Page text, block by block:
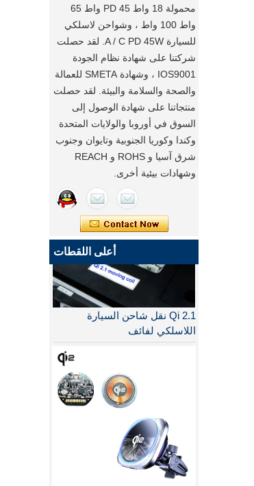
محمولة 18 واط PD 45 واط 65
واط 100 واط ، وشواحن لاسلكي
للسيارة A / C PD 45W. لقد حصلت
شركتنا على شهادة نظام الجودة
IOS9001 ، وشهادة SMETA للعمالة
والصحة والسلامة والبيئة. لقد حصلت
منتجاتنا على شهادة الوصول إلى
السوق في أوروبا والولايات المتحدة
وكندا وكوريا الجنوبية وتايوان وجنوب
شرق آسيا و ROHS و REACH
وشهادات بيئية أخرى.
أعلى اللقطات
Qi 2.1 نقل شاحن السيارة
اللاسلكي لفائف